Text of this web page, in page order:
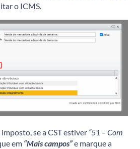
o ICMS.
se a CST estiver “51 – Com
em “Mais campos”e marque a